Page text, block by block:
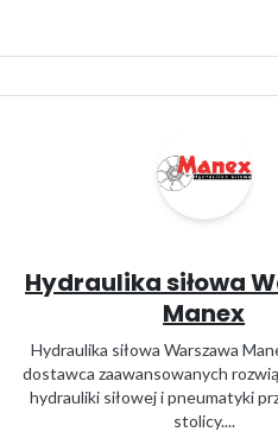
Hydraulika siłowa
Manex
Hydraulika siłowa Warszawa
dostawca zaawansowanych
hydrauliki siłowej i pneumatyki
stolicy....